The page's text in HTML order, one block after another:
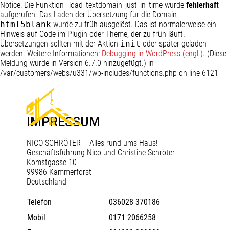
Notice: Die Funktion _load_textdomain_just_in_time wurde fehlerhaft
aufgerufen. Das Laden der Übersetzung für die Domain
html5blank wurde zu früh ausgelöst. Das ist normalerweise ein
Hinweis auf Code im Plugin oder Theme, der zu früh läuft.
Übersetzungen sollten mit der Aktion init oder später geladen
werden. Weitere Informationen: Debugging in WordPress (engl.). (Diese
Meldung wurde in Version 6.7.0 hinzugefügt.) in
/var/customers/webs/u331/wp-includes/functions.php on line 6121
IMPRESSUM
NICO SCHRÖTER – Alles rund ums Haus!
Geschäftsführung Nico und Christine Schröter
Komstgasse 10
99986 Kammerforst
Deutschland
Telefon
036028 370186
Mobil
0171 2066258